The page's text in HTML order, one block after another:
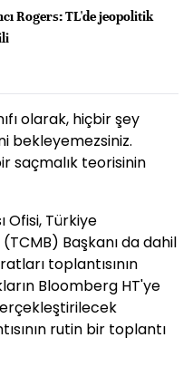
Rogers: TL'de jeopolitik
olarak, hiçbir şey
bekleyemezsiniz.
saçmalık teorisinin
Ofisi, Türkiye
Başkanı da dahil
toplantısının
Bloomberg HT'ye
rutin bir toplantı